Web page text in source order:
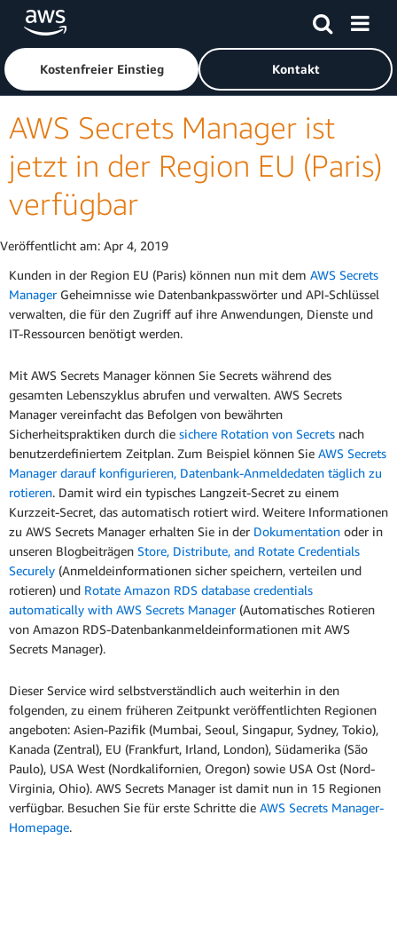
Überspringen zum Hauptinhalt
Klicken Sie hier, um zur Amazon Web Services-Startseite
Kostenfreier Einstieg Kontakt
AWS Secrets Manager ist
jetzt in der Region EU (Paris)
verfügbar
Veröffentlicht am: Apr 4, 2019
Kunden in der Region EU (Paris) können nun mit dem AWS Secrets
ManagerGeheimnisse wie Datenbankpasswörter und API-Schlüssel
verwalten, die für den Zugriff auf ihre Anwendungen, Dienste und
IT-Ressourcen benötigt werden.
Mit AWS Secrets Manager können Sie Secrets während des
gesamten Lebenszyklus abrufen und verwalten. AWS Secrets
Manager vereinfacht das Befolgen von bewährten
Sicherheitspraktiken durch die sichere Rotation von Secrets nach
benutzerdefiniertem Zeitplan. Zum Beispiel können Sie AWS Secrets
Manager darauf konfigurieren, Datenbank-Anmeldedaten täglich zu
rotieren. Damit wird ein typisches Langzeit-Secret zu einem
Kurzzeit-Secret, das automatisch rotiert wird. Weitere Informationen
zu AWS Secrets Manager erhalten Sie in der Dokumentation oder in
unseren Blogbeiträgen Store, Distribute, and Rotate Credentials
Securely (Anmeldeinformationen sicher speichern, verteilen und
rotieren) und Rotate Amazon RDS database credentials
automatically with AWS Secrets Manager(Automatisches Rotieren
von Amazon RDS-Datenbankanmeldeinformationen mit AWS
Secrets Manager).
Dieser Service wird selbstverständlich auch weiterhin in den
folgenden, zu einem früheren Zeitpunkt veröffentlichten Regionen
angeboten: Asien-Pazifik (Mumbai, Seoul, Singapur, Sydney, Tokio),
Kanada (Zentral), EU (Frankfurt, Irland, London), Südamerika (São
Paulo), USA West (Nordkalifornien, Oregon) sowie USA Ost (Nord-
Virginia, Ohio). AWS Secrets Manager ist damit nun in 15 Regionen
verfügbar. Besuchen Sie für erste Schritte die AWS Secrets Manager-
Homepage.